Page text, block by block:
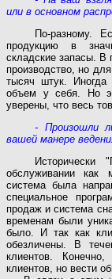
или в основном
По-разному.
продукцию в
складские запасы. В
производство, но
тысяч штук.
объем у себя. Но
уверены, что весь
- Произошли
вашей манере
Исторически
обслуживании как
система была
специальное
продаж и система
временам были
было. И так как
обезличены. В
клиентов.
клиентов, но вести